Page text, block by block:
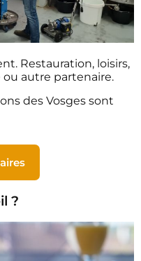
Restauration, loisirs,
autre partenaire.
des Vosges sont
?